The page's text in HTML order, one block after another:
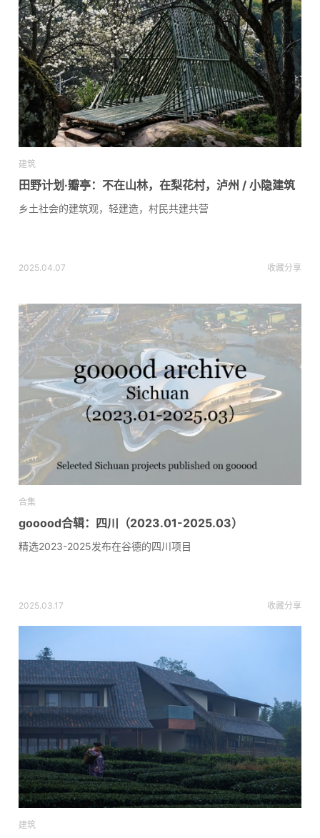
建筑
田野计划·瓣亭：不在山林，在梨花村，泸州 / 小隐建筑
乡土社会的建筑观，轻建造，村民共建共营
2025.04.07 收藏分享
合集
gooood合辑：四川（2023.01-2025.03）
精选2023-2025发布在谷德的四川项目
2025.03.17 收藏分享
建筑